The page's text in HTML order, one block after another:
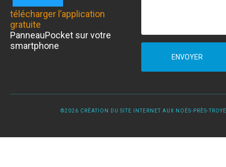
télécharger l’application
gratuite
PanneauPocket sur votre
smartphone
ENVOYER
©2026 CRÉATION DU SITE INTERNET AUX NOËS-PRÈS-